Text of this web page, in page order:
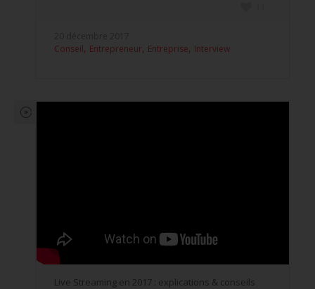
Conseil, Entrepreneur, Entreprise, Interview
Live Streaming en 2017 : explications & conseils